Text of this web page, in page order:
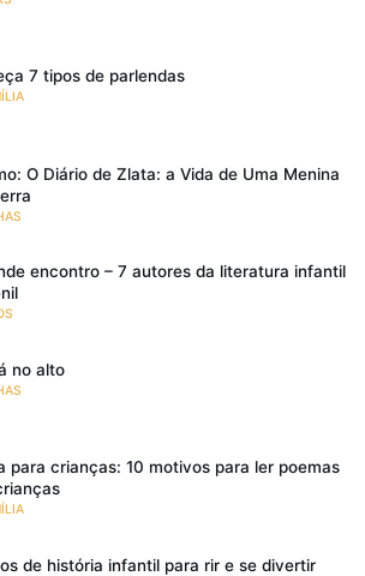
7 tipos de parlendas
O Diário de Zlata: a Vida de Uma Menina
encontro – 7 autores da literatura infantil
no alto
para crianças: 10 motivos para ler poemas
de história infantil para rir e se divertir